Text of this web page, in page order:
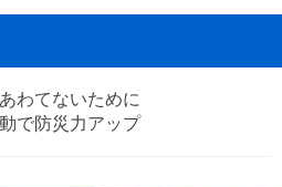
わてないために
で防災力アップ